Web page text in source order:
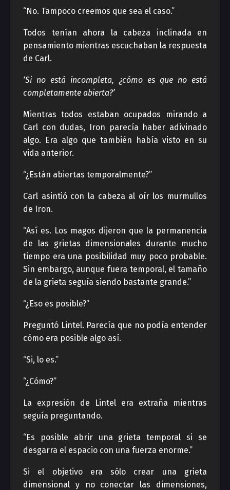
“No. Tampoco creemos que sea el caso.”
Todos tenían ahora la cabeza inclinada en
pensamiento mientras escuchaban la respuesta
de Carl.
‘Si no está incompleta, ¿cómo es que no está
completamente abierta?’
Mientras todos estaban ocupados mirando a
Carl con dudas, Iron parecía haber adivinado
algo. Era algo que también había visto en su
vida anterior.
“¿Están abiertas temporalmente?”
Carl asintió con la cabeza al oír los murmullos
de Iron.
“Así es. Los magos dijeron que la permanencia
de las grietas dimensionales durante mucho
tiempo era una posibilidad muy poco probable.
Sin embargo, aunque fuera temporal, el tamaño
de la grieta seguía siendo bastante grande.”
“¿Eso es posible?”
Preguntó Lintel. Parecía que no podía entender
cómo era posible algo así.
“Si, lo es.”
“¿Cómo?”
La expresión de Lintel era extraña mientras
seguía preguntando.
“Es posible abrir una grieta temporal si se
desgarra el espacio con una fuerza enorme.”
Si el objetivo era sólo crear una grieta
dimensional y no conectar las dimensiones,